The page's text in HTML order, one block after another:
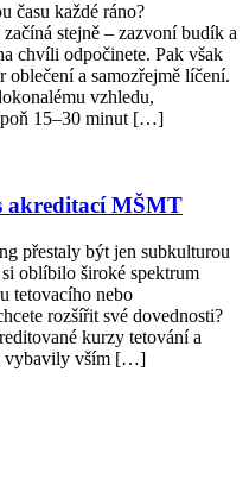
času každé ráno?
stejně – zazvoní budík a
chvíli odpočinete. Pak však
oblečení a samozřejmě líčení.
vzhledu,
15–30 minut […]
akreditací MŠMT
přestaly být jen subkulturou
oblíbilo široké spektrum
tetovacího nebo
rozšířit své dovednosti?
kurzy tetování a
vybavily vším […]